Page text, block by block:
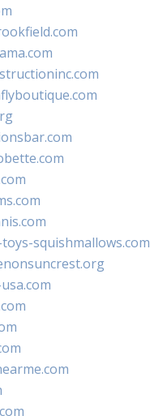
squishmallows.com